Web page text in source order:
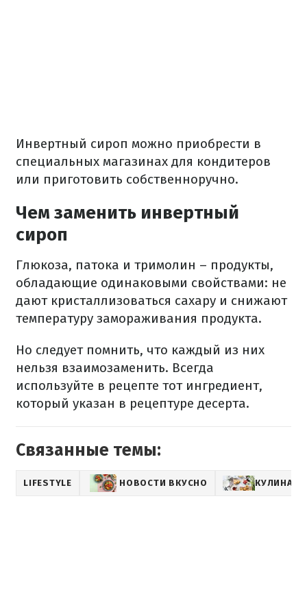
Инвертный сироп можно приобрести в
специальных магазинах для кондитеров
или приготовить собственноручно.
Чем заменить инвертный
сироп
Глюкоза, патока и тримолин – продукты,
обладающие одинаковыми свойствами: не
дают кристаллизоваться сахару и снижают
температуру замораживания продукта.
Но следует помнить, что каждый из них
нельзя взаимозаменить. Всегда
используйте в рецепте тот ингредиент,
который указан в рецептуре десерта.
Связанные темы:
LIFESTYLE НОВОСТИ ВКУСНО